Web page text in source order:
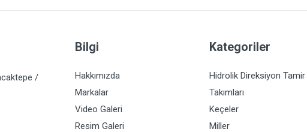
/
Bilgi
Hakkımızda
Markalar
Video Galeri
Resim Galeri
Kategoriler
Hidrolik Direksiyon Tamir
Takımları
Keçeler
Miller